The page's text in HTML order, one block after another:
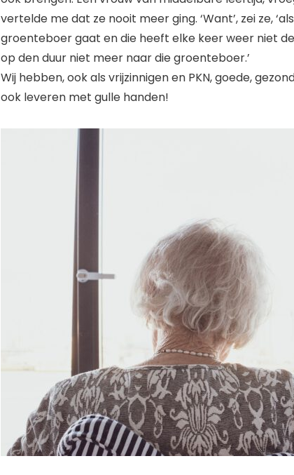
vertelde me dat ze nooit meer ging. ‘Want’, zei ze,
groenteboer gaat en die heeft elke keer weer niet
op den duur niet meer naar die groenteboer.’
Wij hebben, ook als vrijzinnigen en PKN, goede,
ook leveren met gulle handen!